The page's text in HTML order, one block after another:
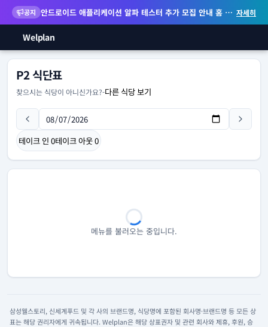
공지 안드로이드 애플리케이션 알파 테스터 추가 모집 안내 홈 화면 위젯 등 지원 자세히
Welplan
P2 식단표
찾으시는 식당이 아니신가요?-다른 식당 보기
테이크 인 0테이크 아웃0
메뉴를 불러오는 중입니다.
삼성웰스토리, 신세계푸드 및 각 사의 브랜드명, 식당명에 포함된 회사명·브랜드명 등 모든 상
표는 해당 권리자에게 귀속됩니다. Welplan은 해당 상표권자 및 관련 회사와 제휴, 후원, 승